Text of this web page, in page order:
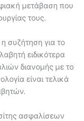
μετάβαση που
τους.
συζήτηση για το
ειδικότερα
διανομής με το
είναι τελικά
ασφαλίσεων